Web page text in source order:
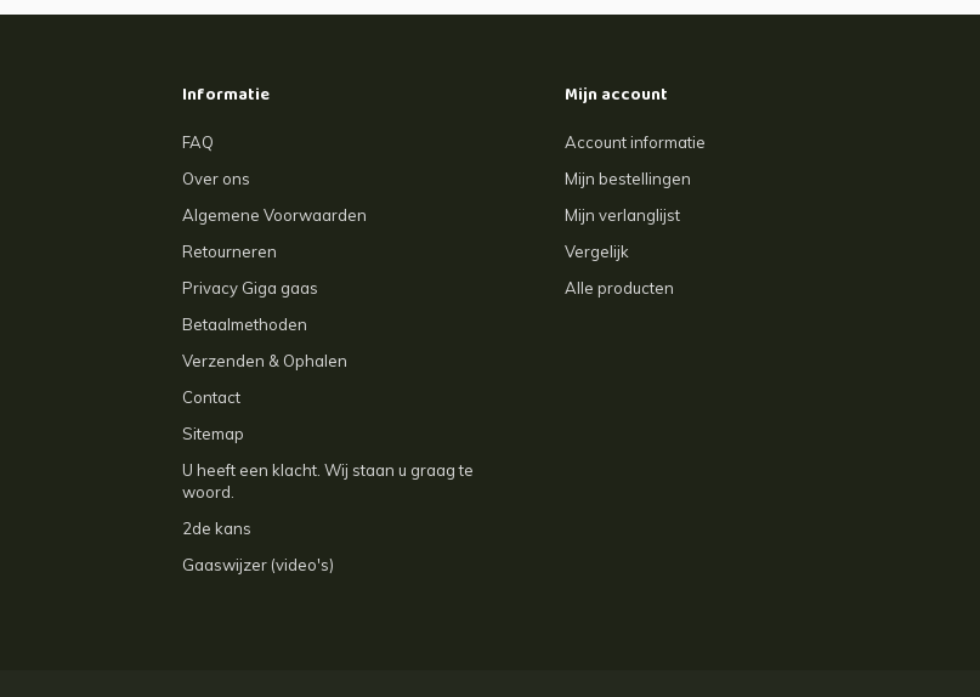
Informatie
FAQ
Over ons
Algemene Voorwaarden
Retourneren
Privacy Giga gaas
Betaalmethoden
Verzenden & Ophalen
Contact
Sitemap
U heeft een klacht. Wij staan u graag te
woord.
2de kans
Gaaswijzer (video's)
Mijn account
Account informatie
Mijn bestellingen
Mijn verlanglijst
Vergelijk
Alle producten